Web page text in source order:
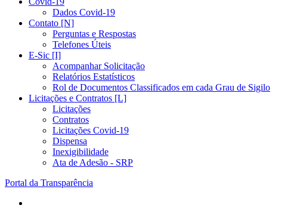
Dados Covid-19
Contato [N]
Perguntas e Respostas
Telefones Úteis
E-Sic [I]
Acompanhar Solicitação
Relatórios Estatísticos
Rol de Documentos Classificados em cada Grau de Sigilo
Licitações e Contratos [L]
Licitações
Contratos
Licitações Covid-19
Dispensa
Inexigibilidade
Ata de Adesão - SRP
Portal da Transparência